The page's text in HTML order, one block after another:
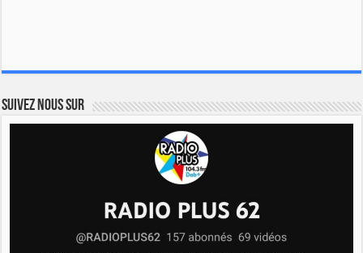
Suivez nous sur